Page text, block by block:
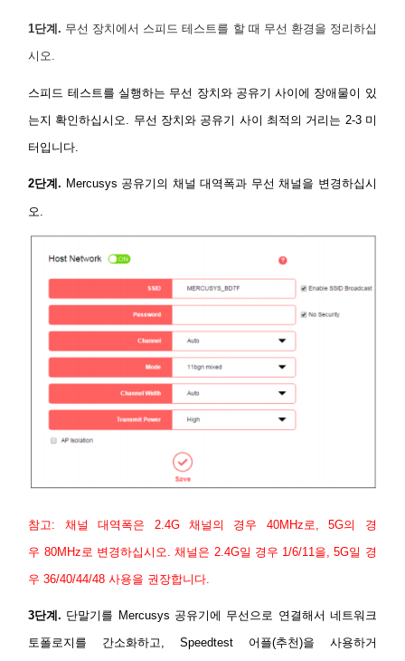
1단계. 무선 장치에서 스피드 테스트를 할 때 무선 환경을 정리하십
시오.
스피드 테스트를 실행하는 무선 장치와 공유기 사이에 장애물이 있
는지 확인하십시오. 무선 장치와 공유기 사이 최적의 거리는 2-3 미
터입니다.
2단계. Mercusys 공유기의 채널 대역폭과 무선 채널을 변경하십시
오.
참고: 채널 대역폭은 2.4G 채널의 경우 40MHz로, 5G의 경
우 80MHz로 변경하십시오. 채널은 2.4G일 경우 1/6/11을, 5G일 경
우 36/40/44/48 사용을 권장합니다.
3단계. 단말기를 Mercusys 공유기에 무선으로 연결해서 네트워크
토폴로지를 간소화하고, Speedtest 어플(추천)을 사용하거